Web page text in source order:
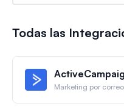
Todas las
Marketing por